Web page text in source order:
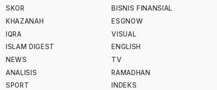
SKOR
KHAZANAH
IQRA
ISLAM DIGEST
NEWS
ANALISIS
SPORT
BISNIS FINANSIAL
ESGNOW
VISUAL
ENGLISH
TV
RAMADHAN
INDEKS